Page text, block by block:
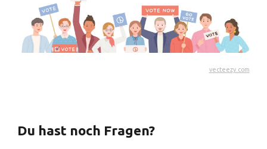
vecteezy.com
Du hast noch Fragen?